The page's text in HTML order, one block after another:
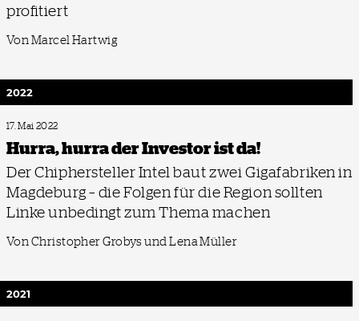
profitiert
Von Marcel Hartwig
2022
17. Mai 2022
Hurra, hurra der Investor ist da!
Der Chiphersteller Intel baut zwei Gigafabriken in
Magdeburg – die Folgen für die Region sollten
Linke unbedingt zum Thema machen
Von Christopher Grobys und Lena Müller
2021